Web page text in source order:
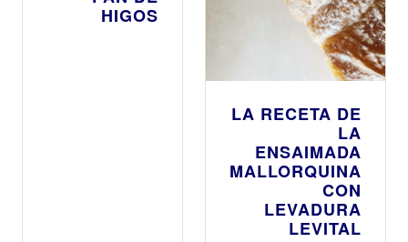
HIGOS
LA RECETA DE
LA
ENSAIMADA
MALLORQUINA
CON
LEVADURA
LEVITAL